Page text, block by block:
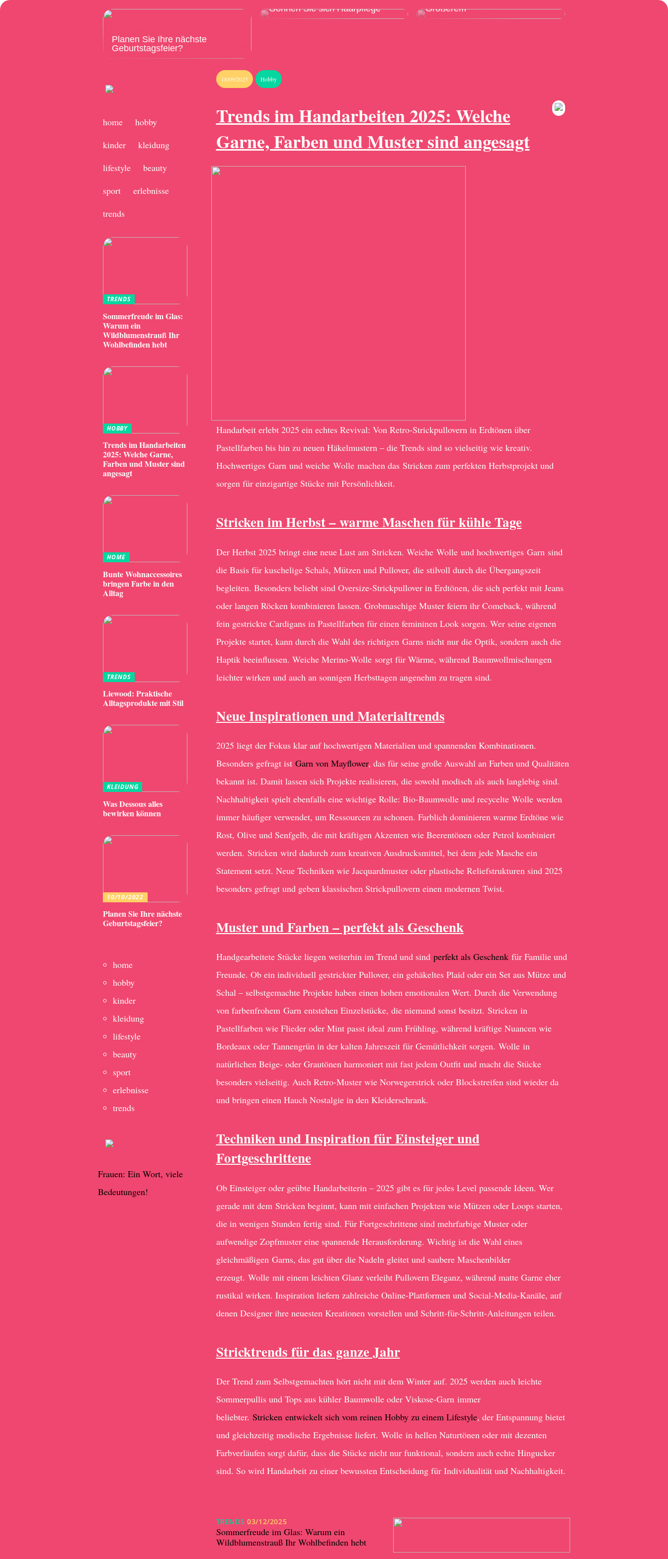
Planen Sie Ihre nächste
Geburtstagsfeier?
Gönnen Sie sich Haarpflege
Größerem
18/09/2025 Hobby
Trends im Handarbeiten 2025: Welche
Garne, Farben und Muster sind angesagt
Handarbeit erlebt 2025 ein echtes Revival: Von Retro-Strickpullovern in Erdtönen über
Pastellfarben bis hin zu neuen Häkelmustern – die Trends sind so vielseitig wie kreativ.
Hochwertiges Garn und weiche Wolle machen das Stricken zum perfekten Herbstprojekt und
sorgen für einzigartige Stücke mit Persönlichkeit.
Stricken im Herbst – warme Maschen für kühle Tage
Der Herbst 2025 bringt eine neue Lust am Stricken. Weiche Wolle und hochwertiges Garn sind
die Basis für kuschelige Schals, Mützen und Pullover, die stilvoll durch die Übergangszeit
begleiten. Besonders beliebt sind Oversize-Strickpullover in Erdtönen, die sich perfekt mit Jeans
oder langen Röcken kombinieren lassen. Grobmaschige Muster feiern ihr Comeback, während
fein gestrickte Cardigans in Pastellfarben für einen femininen Look sorgen. Wer seine eigenen
Projekte startet, kann durch die Wahl des richtigen Garns nicht nur die Optik, sondern auch die
Haptik beeinflussen. Weiche Merino-Wolle sorgt für Wärme, während Baumwollmischungen
leichter wirken und auch an sonnigen Herbsttagen angenehm zu tragen sind.
Neue Inspirationen und Materialtrends
2025 liegt der Fokus klar auf hochwertigen Materialien und spannenden Kombinationen.
Besonders gefragt ist Garn von Mayflower, das für seine große Auswahl an Farben und Qualitäten
bekannt ist. Damit lassen sich Projekte realisieren, die sowohl modisch als auch langlebig sind.
Nachhaltigkeit spielt ebenfalls eine wichtige Rolle: Bio-Baumwolle und recycelte Wolle werden
immer häufiger verwendet, um Ressourcen zu schonen. Farblich dominieren warme Erdtöne wie
Rost, Olive und Senfgelb, die mit kräftigen Akzenten wie Beerentönen oder Petrol kombiniert
werden. Stricken wird dadurch zum kreativen Ausdrucksmittel, bei dem jede Masche ein
Statement setzt. Neue Techniken wie Jacquardmuster oder plastische Reliefstrukturen sind 2025
besonders gefragt und geben klassischen Strickpullovern einen modernen Twist.
Muster und Farben – perfekt als Geschenk
Handgearbeitete Stücke liegen weiterhin im Trend und sind perfekt als Geschenk für Familie und
Freunde. Ob ein individuell gestrickter Pullover, ein gehäkeltes Plaid oder ein Set aus Mütze und
Schal – selbstgemachte Projekte haben einen hohen emotionalen Wert. Durch die Verwendung
von farbenfrohem Garn entstehen Einzelstücke, die niemand sonst besitzt. Stricken in
Pastellfarben wie Flieder oder Mint passt ideal zum Frühling, während kräftige Nuancen wie
Bordeaux oder Tannengrün in der kalten Jahreszeit für Gemütlichkeit sorgen. Wolle in
natürlichen Beige- oder Grautönen harmoniert mit fast jedem Outfit und macht die Stücke
besonders vielseitig. Auch Retro-Muster wie Norwegerstrick oder Blockstreifen sind wieder da
und bringen einen Hauch Nostalgie in den Kleiderschrank.
Techniken und Inspiration für Einsteiger und
Fortgeschrittene
Ob Einsteiger oder geübte Handarbeiterin – 2025 gibt es für jedes Level passende Ideen. Wer
gerade mit dem Stricken beginnt, kann mit einfachen Projekten wie Mützen oder Loops starten,
die in wenigen Stunden fertig sind. Für Fortgeschrittene sind mehrfarbige Muster oder
aufwendige Zopfmuster eine spannende Herausforderung. Wichtig ist die Wahl eines
gleichmäßigen Garns, das gut über die Nadeln gleitet und saubere Maschenbilder
erzeugt. Wolle mit einem leichten Glanz verleiht Pullovern Eleganz, während matte Garne eher
rustikal wirken. Inspiration liefern zahlreiche Online-Plattformen und Social-Media-Kanäle, auf
denen Designer ihre neuesten Kreationen vorstellen und Schritt-für-Schritt-Anleitungen teilen.
Stricktrends für das ganze Jahr
Der Trend zum Selbstgemachten hört nicht mit dem Winter auf. 2025 werden auch leichte
Sommerpullis und Tops aus kühler Baumwolle oder Viskose-Garn immer
beliebter. Stricken entwickelt sich vom reinen Hobby zu einem Lifestyle, der Entspannung bietet
und gleichzeitig modische Ergebnisse liefert. Wolle in hellen Naturtönen oder mit dezenten
Farbverläufen sorgt dafür, dass die Stücke nicht nur funktional, sondern auch echte Hingucker
sind. So wird Handarbeit zu einer bewussten Entscheidung für Individualität und Nachhaltigkeit.
TRENDS 03/12/2025
Sommerfreude im Glas: Warum ein
Wildblumenstrauß Ihr Wohlbefinden hebt
home
hobby
kinder
kleidung
lifestyle
beauty
sport
erlebnisse
trends
TRENDS
Sommerfreude im Glas:
Warum ein
Wildblumenstrauß Ihr
Wohlbefinden hebt
HOBBY
Trends im Handarbeiten
2025: Welche Garne,
Farben und Muster sind
angesagt
HOME
Bunte Wohnaccessoires
bringen Farbe in den
Alltag
TRENDS
Liewood: Praktische
Alltagsprodukte mit Stil
KLEIDUNG
Was Dessous alles
bewirken können
10/10/2022
Planen Sie Ihre nächste
Geburtstagsfeier?
home
hobby
kinder
kleidung
lifestyle
beauty
sport
erlebnisse
trends
Frauen: Ein Wort, viele
Bedeutungen!